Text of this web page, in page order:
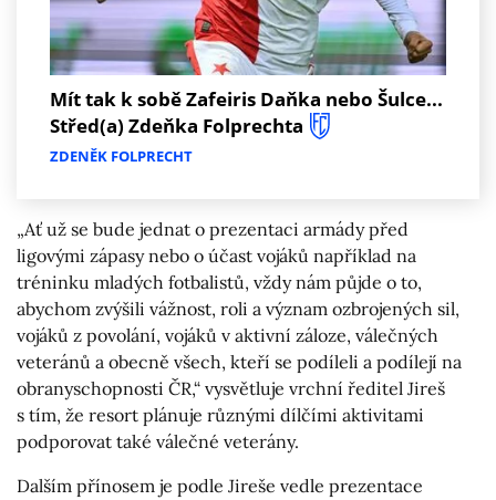
Mít tak k sobě Zafeiris Daňka nebo Šulce...
Střed(a) Zdeňka Folprechta
ZDENĚK FOLPRECHT
„Ať už se bude jednat o prezentaci armády před
ligovými zápasy nebo o účast vojáků například na
tréninku mladých fotbalistů, vždy nám půjde o to,
abychom zvýšili vážnost, roli a význam ozbrojených sil,
vojáků z povolání, vojáků v aktivní záloze, válečných
veteránů a obecně všech, kteří se podíleli a podílejí na
obranyschopnosti ČR,“ vysvětluje vrchní ředitel Jireš
s tím, že resort plánuje různými dílčími aktivitami
podporovat také válečné veterány.
Dalším přínosem je podle Jireše vedle prezentace